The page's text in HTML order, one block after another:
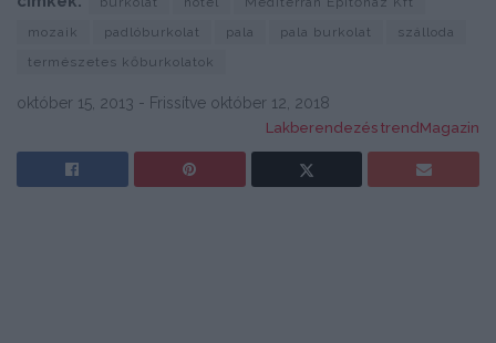
mozaik
padlóburkolat pala pala burkolat
szálloda
természetes kőburkolatok
október 15, 2013 - Frissítve október 12, 2018
Lakberendezés trendMagazin